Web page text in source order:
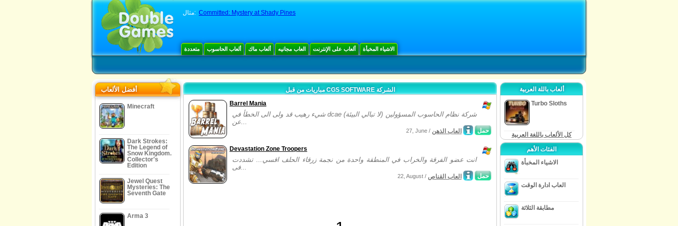
مثال: Committed: Mystery at Shady Pines
متعددة ألعاب الحاسوب ألعاب ماك العاب مجانيه ألعاب على الإنترنت الاشياء المخبأة
أفضل الألعاب
Minecraft
Dark Strokes:
The Legend of
Snow Kingdom.
Collector's
Edition
Jewel Quest
Mysteries: The
Seventh Gate
Arma 3
مباريات من قبل CGS SOFTWARE الشركة
Barrel Mania
شيء رهيب قد ولى الى الخطأ في dcae (لا تبالي البيئة) شركة نظام الحاسوب المسؤولين
عن...
حمل 27, June / العاب الذهن
Devastation Zone Troopers
انت عضو الفرقة والخراب في المنطقة واحدة من نجمة زرقاء الحلف اقسي... تشددت
فى...
حمل 22, August / العاب القناص
ألعاب باللة العربية
Turbo Sloths
كل الألعاب باللغة العربية
الفئات الأهم
الاشياء المخبأة
العاب ادارة الوقت
مطابقة الثلاثة